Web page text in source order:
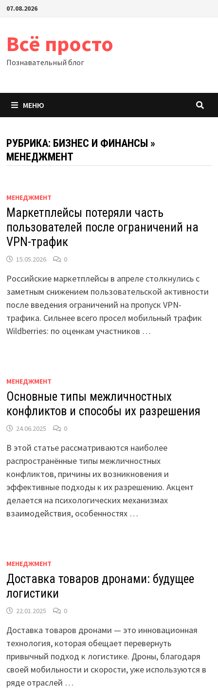
Перейти
07.08.2026
Всё просто
Познавательный блог
МЕНЮ
РУБРИКА: БИЗНЕС И ФИНАНСЫ »
МЕНЕДЖМЕНТ
МЕНЕДЖМЕНТ
Маркетплейсы потеряли часть
пользователей после ограничений на
VPN-трафик
15.05.2026 0
Российские маркетплейсы в апреле столкнулись с
заметным снижением пользовательской активности
после введения ограничений на пропуск VPN-
трафика. Сильнее всего просел мобильный трафик
Wildberries: по оценкам участников …
МЕНЕДЖМЕНТ
Основные типы межличностных
конфликтов и способы их разрешения
24.06.2025 0
В этой статье рассматриваются наиболее
распространённые типы межличностных
конфликтов, причины их возникновения и
эффективные подходы к их разрешению. Акцент
делается на психологических механизмах
взаимодействия, особенностях …
МЕНЕДЖМЕНТ
Доставка товаров дронами: будущее
логистики
22.01.2025 0
Доставка товаров дронами — это инновационная
технология, которая обещает перевернуть
привычный подход к логистике. Дроны, благодаря
своей мобильности и скорости, уже используются в
ряде отраслей …